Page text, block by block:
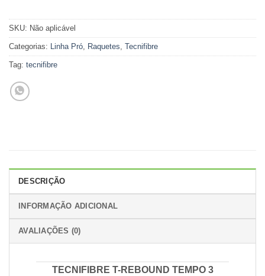
SKU: Não aplicável
Categorias: Linha Pró, Raquetes, Tecnifibre
Tag: tecnifibre
DESCRIÇÃO
INFORMAÇÃO ADICIONAL
AVALIAÇÕES (0)
TECNIFIBRE T-REBOUND TEMPO 3